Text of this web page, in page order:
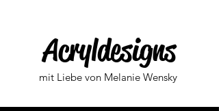
mit Liebe von Melanie Wensky
Acryldesigns